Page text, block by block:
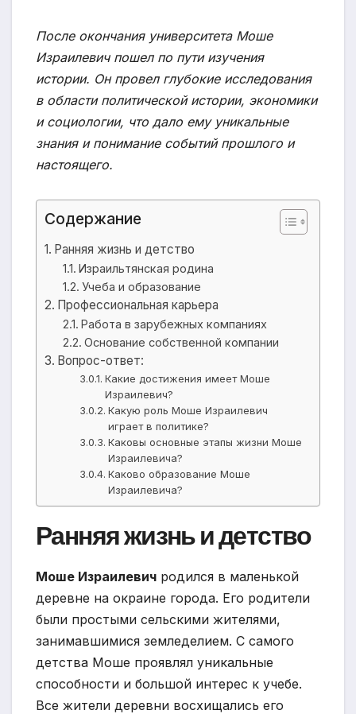
После окончания университета Моше
Израилевич пошел по пути изучения
истории. Он провел глубокие исследования
в области политической истории, экономики
и социологии, что дало ему уникальные
знания и понимание событий прошлого и
настоящего.
Содержание
Ранняя жизнь и детство
Израильтянская родина
Учеба и образование
Профессиональная карьера
Работа в зарубежных компаниях
Основание собственной компании
Вопрос-ответ:
Какие достижения имеет Моше
Израилевич?
Какую роль Моше Израилевич
играет в политике?
Каковы основные этапы жизни Моше
Израилевича?
Каково образование Моше
Израилевича?
Ранняя жизнь и детство
Моше Израилевич родился в маленькой
деревне на окраине города. Его родители
были простыми сельскими жителями,
занимавшимися земледелием. С самого
детства Моше проявлял уникальные
способности и большой интерес к учебе.
Все жители деревни восхищались его